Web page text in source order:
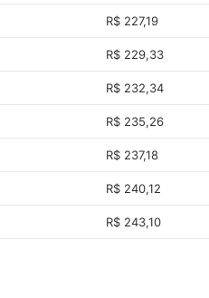
R$ 227,19
R$ 229,33
R$ 232,34
R$ 235,26
R$ 237,18
R$ 240,12
R$ 243,10